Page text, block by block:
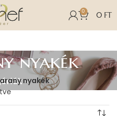
0 0 FT
nyakék
nyakék